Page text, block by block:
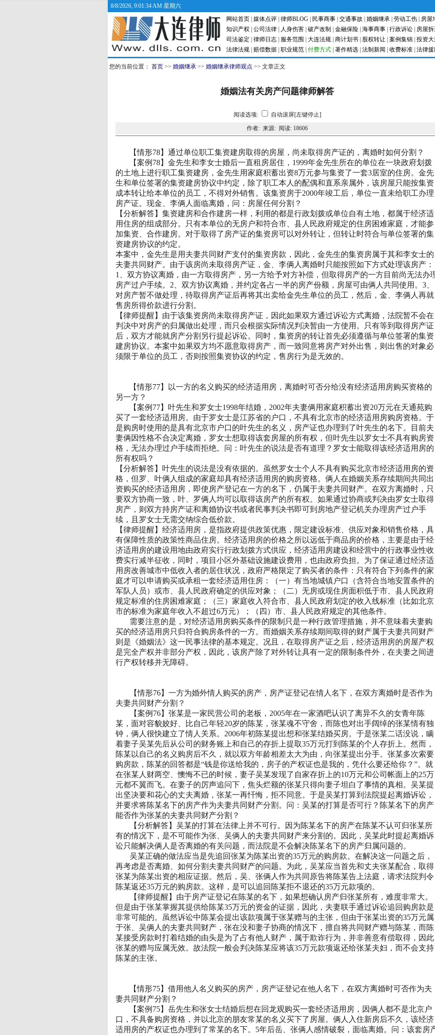
8/8/2026, 9:01:35 AM 星期六
网站首页 媒体点评 律师BLOG 民事商事 交通事故 婚姻继承 劳动工伤
房屋
知识产权
公司法律 人身伤害 破产改制 金融保险 海事商事 行政诉讼
房屋
司法鉴定
律师日志 服务范围 大连法规 商计划书 股权转让 案例集锦 投资
法律法规
赔偿数据 职业规范 付费方式 著作精选 法制新闻 收费标准 法律
您的当前位置： 首页 >> 婚姻继承 >> 婚姻继承律师观点 >> 文章正文
婚姻法有关房产问题律师解答
阅读选项:
自动滚屏[左键停止]
作者: 来源: 阅读: 18606
【情形78】通过单位职工集资建房取得的房屋，尚未取得房产证的，离婚时如何分割？
【案例 78】 金先生和李女士婚后一直租房居住， 1999年金先生所在的单位在一块政府划拨
的土地上进行职工集资建房， 金先生用家庭积蓄出资8万元参与集资了一套3居室的住房。 金先
生和单位签署的集资建房协议中约定，除了职工本人的配偶和直系亲属外，该房屋只能按集资
成本转让给本单位的员工，不得对外销售。该集资房于2000年竣工后，单位一直未给职工办理
房产证。现金、李俩人面临离婚，问：房屋任何分割？
【分析解答】集资建房和合作建房一样，利用的都是行政划拨或单位自有土地，都属于经济适
用住房的组成部分。只有本单位的无房户和符合市、县人民政府规定的住房困难家庭，才能参
加集资、合作建房。对于取得了房产证的集资房可以对外转让，但转让时符合与单位签署的集
资建房协议的约定。
本案中， 金先生是用夫妻共同财产支付的集资房款，因此， 金先生的集资房属于其和李女士的
夫妻共同财产。由于该房尚未取得房产证，金、李俩人离婚时只能按照如下方式处理该房产：
1
、双方协议离婚，由一方取得房产，另一方给予对方补偿，但取得房产的一方目前尚无法办
房产过户手续。 2 、双方协议离婚，并约定各占一半的房产份额，房屋可由俩人共同使用。 3
对房产暂不做处理，待取得房产证后再将其出卖给金先生单位的员工，然后，金、李俩人再就
售房所得价款进行分割。
【律师提醒】由于该集资房尚未取得房产证，因此如果双方通过诉讼方式离婚，法院暂不会在
判决中对房产的归属做出处理，而只会根据实际情况判决暂由一方使用。只有等到取得房产证
后，双方才能就房产分割另行提起诉讼。同时，集资房的转让首先必须遵循与单位签署的集资
建房协议。本案中如果双方均不愿意取得房产，而一致同意将房产对外出售，则出售的对象必
须限于单位的员工，否则按照集资协议的约定，售房行为是无效的。
【情形77】以一方的名义购买的经济适用房，离婚时可否分给没有经济适用房购买资格的
另一方？
【案例 77】 叶先生和罗女士1998年结婚， 2002年夫妻俩用家庭积蓄出资20万元在天通苑购
买了一套经济适用房。由于罗女士是江苏省的户口，不具有北京市的经济适用房购房资格。于
是购房时使用的是具有北京市户口的叶先生的名义，房产证也办理到了叶先生的名下。目前夫
妻俩因性格不合决定离婚， 罗女士想取得该套房屋的所有权，但叶先生以罗女士不具有购房资
格，无法办理过户手续而拒绝。问： 叶先生的说法是否有道理？ 罗女士能取得该经济适用房的
所有权吗？
【分析解答】 叶先生的说法是没有依据的。虽然罗女士个人不具有购买北京市经济适用房的资
格，但罗、叶俩人组成的家庭却具有经济适用房的购房资格。俩人在婚姻关系存续期间共同出
资购买的经济适用房，即使房产登记在一方的名下，仍属于夫妻共同财产。在双方离婚时，只
要双方协商一致，叶、罗俩人均可以取得该房产的所有权。如果通过协商或判决由罗女士取得
房产，则双方持房产证和离婚协议书或者民事判决书即可到房地产登记机关办理房产过户手
续，且 罗女士无需交纳综合低价款。
【律师提醒】经济适用房，是指政府提供政策优惠，限定建设标准、供应对象和销售价格，具
有保障性质的政策性商品住房。经济适用房的价格之所以远低于商品房的价格，主要是由于经
济适用房的建设用地由政府实行行政划拨方式供应，经济适用房建设和经营中的行政事业性收
费实行减半征收，同时，项目小区外基础设施建设费用，也由政府负担。为了保证通过经济适
用房改善城市中低收入者的居住状况，政府严格限定了购买者的条件：只有符合下列条件的家
庭才可以申请购买或承租一套经济适用住房：（一）有当地城镇户口（含符合当地安置条件的
军队人员）或市、县人民政府确定的供应对象；（二）无房或现住房面积低于市、县人民政府
规定标准的住房困难家庭；（三）家庭收入符合市、县人民政府划定的收入线标准（比如北京
市的标准为家庭年收入不超过6万元）；（四）市、县人民政府规定的其他条件。
需要注意的是，对经济适用房购买条件的限制只是一种行政管理措施，并不意味着夫妻购
买的经济适用房只归符合购房条件的一方。而婚姻关系存续期间取得的财产属于夫妻共同财产
则是《婚姻法》这一民事法律的基本规定。况且，在取得房产证之后，经济适用房的房屋产权
是完全产权并非部分产权，因此，该房产除了对外转让具有一定的限制条件外，在夫妻之间进
行产权转移并无障碍。
【情形76】一方为婚外情人购买的房产，房产证登记在情人名下，在双方离婚时是否作为
夫妻共同财产分割？
【案例 76】张某是一家民营公司的老板， 2005年在一家酒吧认识了离异不久的女青年陈
某，面对容貌姣好、比自己年轻20岁的陈某，张某魂不守舍，而陈也对出手阔绰的张某情有独
钟，俩人很快建立了情人关系。 2006年初陈某提出想和张某结婚买房。于是张某二话没说，瞒
着妻子吴某先后从公司的财务账上和自己的存折上提取35万元打到陈某的个人存折上。然而，
陈某以自己的名义购房后不久，就以双方年龄相差太大为由，向张某提出分手。张某多次索要
购房款，陈某的回答都是“钱是你送给我的，房子的产权证也是我的，凭什么要还给你？”。就
在张某人财两空、懊悔不已的时候，妻子吴某发现了自家存折上的10万元和公司帐面上的25万
元都不翼而飞。在妻子的厉声追问下，焦头烂额的张某只得向妻子坦白了事情的真相。吴某提
出坚决要和花心的丈夫离婚，张某一再忏悔，拒不同意。于是吴某打算到法院提起离婚诉讼，
并要求将陈某名下的房产作为夫妻共同财产分割。问：吴某的打算是否可行？陈某名下的房产
能否作为张某的夫妻共同财产分割？
【分析解答】吴某的打算在法律上并不可行。因为陈某名下的房产在陈某不认可归张某所
有的情况下，是不可能作为张、吴俩人的夫妻共同财产来分割的。因此，吴某此时提起离婚诉
讼只能解决俩人是否离婚的有关问题，而法院是不会解决陈某名下的房产归属问题的。
吴某正确的做法应当是先追回张某为陈某出资的35万元的购房款。在解决这一问题之后，
再考虑是否离婚、如何分割夫妻共同财产的问题。为此，吴某应当首先和丈夫张某配合，取得
张某为陈某出资的相应证据。然后，吴、张俩人作为共同原告将陈某告上法庭，请求法院判令
陈某返还35万元的购房款。这样，是可以追回陈某拒不退还的35万元款项的。
【律师提醒】由于房产证登记在陈某的名下，如果想确认房产归张某所有，难度非常大。
但是由于张某掌握其提供给陈某35万元的资金的证据，因此，夫妻联手通过诉讼追回购房款是
非常可能的。虽然诉讼中陈某会提出该款项属于张某赠与的主张，但由于张某出资的35万元属
于张、吴俩人的夫妻共同财产，张在没和妻子协商的情况下，擅自将共同财产赠与陈某，而陈
某接受房款时打着结婚的由头是为了占有他人财产，属于欺诈行为，并非善意有偿取得，因此
张某的赠与应属无效。故法院一般会判决陈某应将该35万元款项返还给张某夫妇，而不会支持
陈某的主张。
【情形75】借用他人名义购买的房产，房产证登记在他人名下，在双方离婚时可否作为夫
妻共同财产分割？
【案例 75】岳先生和张女士结婚后想在回龙观购买一套经济适用房，因俩人都不是北京户
口，不具备购房资格，并以北京的朋友常某的名义买下了房屋。俩人入住新房后不久，该经济
适用房的产权证也办理到了常某的名下。 5年后岳、张俩人感情破裂，面临离婚。问：该套房